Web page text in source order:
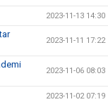
2023-11-13 14:30
2023-11-11 17:22
2023-11-06 08:03
2023-11-02 07:19